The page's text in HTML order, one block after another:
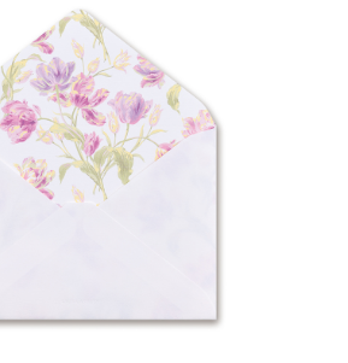
オンラインショップ